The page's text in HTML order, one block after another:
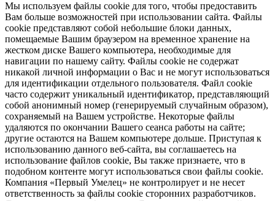
Мы используем файлы cookie для того, чтобы предоставить
Вам больше возможностей при использовании сайта. Файлы
cookie представляют собой небольшие блоки данных,
помещаемые Вашим браузером на временное хранение на
жестком диске Вашего компьютера, необходимые для
навигации по нашему сайту. Файлы cookie не содержат
никакой личной информации о Вас и не могут использоваться
для идентификации отдельного пользователя. Файл cookie
часто содержит уникальный идентификатор, представляющий
собой анонимный номер (генерируемый случайным образом),
сохраняемый на Вашем устройстве. Некоторые файлы
удаляются по окончании Вашего сеанса работы на сайте;
другие остаются на Вашем компьютере дольше. Приступая к
использованию данного веб-сайта, вы соглашаетесь на
использование файлов cookie, Вы также признаете, что в
подобном контенте могут использоваться свои файлы cookie.
Компания «Первый Умелец» не контролирует и не несет
ответственность за файлы cookie сторонних разработчиков.